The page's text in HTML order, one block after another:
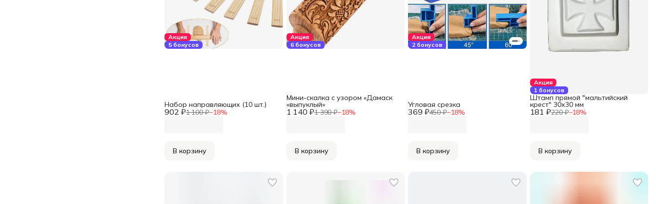
Акция
5 бонусов
902 ₽1 100 ₽−18%
Набор направляющих (10 шт.)
В корзину
Акция
6 бонусов
1 140 ₽1 390 ₽−18%
Мини-скалка с узором «Дамаск
«выпуклый»
В корзину
Акция
2 бонусов
369 ₽450 ₽−18%
Угловая срезка
В корзину
Акция
1 бонусов
181 ₽220 ₽−18%
Штамп прямой "мальтийский
крест" 30х30 мм
В корзину